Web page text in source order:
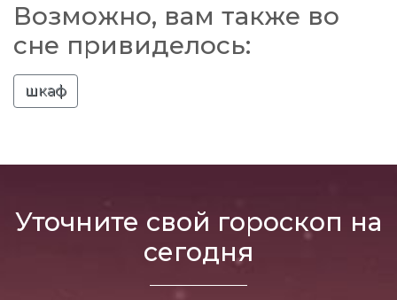
Возможно, вам также во
сне привиделось:
шкаф
Уточните свой гороскоп на
сегодня